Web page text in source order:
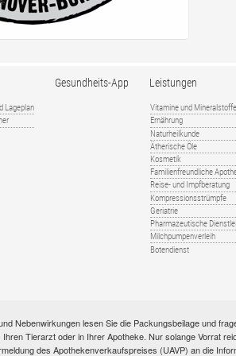
Lageplan
Gesundheits-App Leistungen
Vitamine und Mineralstoffe
Ernährung
Naturheilkunde
Ätherische Öle
Kosmetik
Familienfreundliche
Reise- und Impfberatung
Kompressionsstrümpfe
Geriatrie
Pharmazeutische
Milchpumpenverleih
Botendienst
Nebenwirkungen lesen Sie die Packungsbeilage und
Tierarzt oder in Ihrer Apotheke. Nur solange Vorrat
des Apothekenverkaufspreises (UAVP) an die